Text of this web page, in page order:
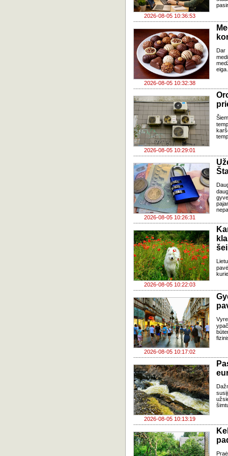
2026-08-05 10:36:53
2026-08-05 10:32:38
Dar
2026-08-05 10:29:01
2026-08-05 10:26:31
2026-08-05 10:22:03
2026-08-05 10:17:02
2026-08-05 10:13:19